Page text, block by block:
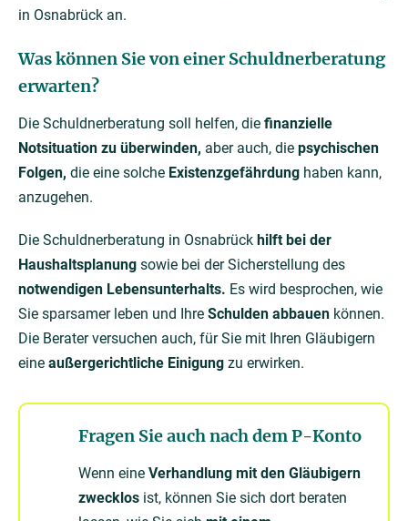
in Osnabrück an.
Was können Sie von einer Schuldnerberatung
erwarten?
Die Schuldnerberatung soll helfen, die finanzielle
Notsituation zu überwinden, aber auch, die psychischen
Folgen, die eine solche Existenzgefährdung haben kann,
anzugehen.
Die Schuldnerberatung in Osnabrück hilft bei der
Haushaltsplanung sowie bei der Sicherstellung des
notwendigen Lebensunterhalts. Es wird besprochen, wie
Sie sparsamer leben und Ihre Schulden abbauen können.
Die Berater versuchen auch, für Sie mit Ihren Gläubigern
eine außergerichtliche Einigung zu erwirken.
Fragen Sie auch nach dem P-Konto
Wenn eine Verhandlung mit den Gläubigern
zwecklos ist, können Sie sich dort beraten